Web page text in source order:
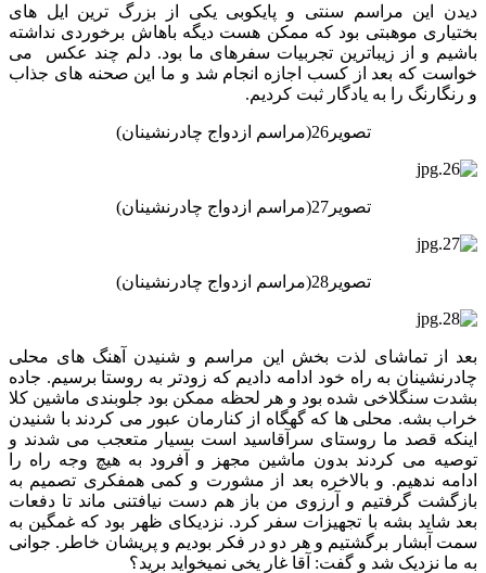
دیدن این مراسم سنتی و پایکوبی یکی از بزرگ ترین ایل های
بختیاری موهبتی بود که ممکن هست دیگه باهاش برخوردی نداشته
باشیم و از زیباترین تجربیات سفرهای ما بود. دلم چند عکس می
خواست که بعد از کسب اجازه انجام شد و ما این صحنه های جذاب
و رنگارنگ را به یادگار ثبت کردیم.
تصویر26(مراسم ازدواج چادرنشینان)
تصویر27(مراسم ازدواج چادرنشینان)
تصویر28(مراسم ازدواج چادرنشینان)
بعد از تماشای لذت بخش این مراسم و شنیدن آهنگ های محلی
چادرنشینان به راه خود ادامه دادیم که زودتر به روستا برسیم. جاده
بشدت سنگلاخی شده بود و هر لحظه ممکن بود جلوبندی ماشین کلا
خراب بشه. محلی ها که گهگاه از کنارمان عبور می کردند با شنیدن
اینکه قصد ما روستای سرآقاسید است بسیار متعجب می شدند و
توصیه می کردند بدون ماشین مجهز و آفرود به هیچ وجه راه را
ادامه ندهیم. و بالاخره بعد از مشورت و کمی همفکری تصمیم به
بازگشت گرفتیم و آرزوی من باز هم دست نیافتنی ماند تا دفعات
بعد شاید بشه با تجهیزات سفر کرد. نزدیکای ظهر بود که غمگین به
سمت آبشار برگشتیم و هر دو در فکر بودیم و پریشان خاطر. جوانی
به ما نزدیک شد و گفت: آقا غار یخی نمیخواید برید؟